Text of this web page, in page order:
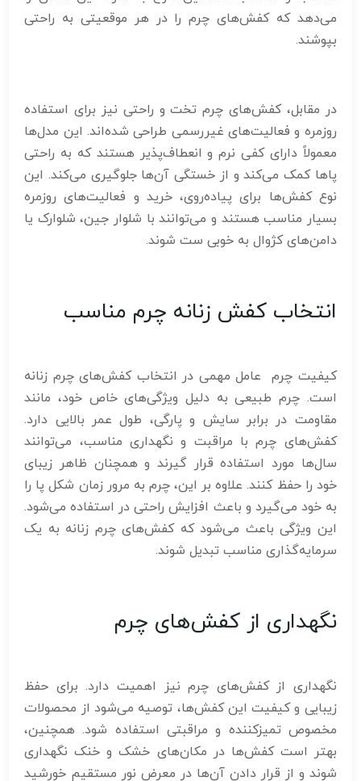
می‌دهد که کفش‌های چرم را در هر موقعیتی به راحتی
بپوشند.
در مقابل، کفش‌های چرم تخت و راحتی نیز برای استفاده
روزمره و فعالیت‌های غیررسمی طراحی شده‌اند. این مدل‌ها
معمولاً دارای کفی نرم و انعطاف‌پذیر هستند که به راحتی
پاها کمک می‌کند و از خستگی آن‌ها جلوگیری می‌کند. این
نوع کفش‌ها برای پیاده‌روی، خرید و فعالیت‌های روزمره
بسیار مناسب هستند و می‌توانند با شلوار جین، شلوارک یا
دامن‌های کژوال به خوبی ست شوند.
انتخاب کفش زنانه چرم مناسب
کیفیت چرم عامل مهمی در انتخاب کفش‌های چرم زنانه
است. چرم طبیعی به دلیل ویژگی‌های خاص خود، مانند
مقاومت در برابر سایش و پارگی، طول عمر بالایی دارد.
کفش‌های چرم با مراقبت و نگهداری مناسب، می‌توانند
سال‌ها مورد استفاده قرار گیرند و همچنان ظاهر زیبای
خود را حفظ کنند. علاوه بر این، چرم به مرور زمان شکل پا را
به خود می‌گیرد و باعث افزایش راحتی در استفاده می‌شود.
این ویژگی باعث می‌شود که کفش‌های چرم زنانه به یک
سرمایه‌گذاری مناسب تبدیل شوند.
نگهداری از کفش‌های چرم
نگهداری از کفش‌های چرم نیز اهمیت دارد. برای حفظ
زیبایی و کیفیت این کفش‌ها، توصیه می‌شود از محصولات
مخصوص تمیزکننده و مراقبتی استفاده شود. همچنین،
بهتر است کفش‌ها در مکان‌های خشک و خنک نگهداری
شوند و از قرار دادن آن‌ها در معرض نور مستقیم خورشید